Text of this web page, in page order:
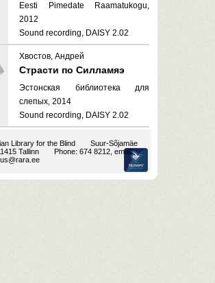
Eesti Pimedate Raamatukogu,
2012
Sound recording, DAISY 2.02
Хвостов, Андрей
Страсти по Силламяэ
Эстонская библиотека для
слепых, 2014
Sound recording, DAISY 2.02
Library for the Blind
Suur-Sõjamäe
Tallinn
Phone: 674 8212, email: